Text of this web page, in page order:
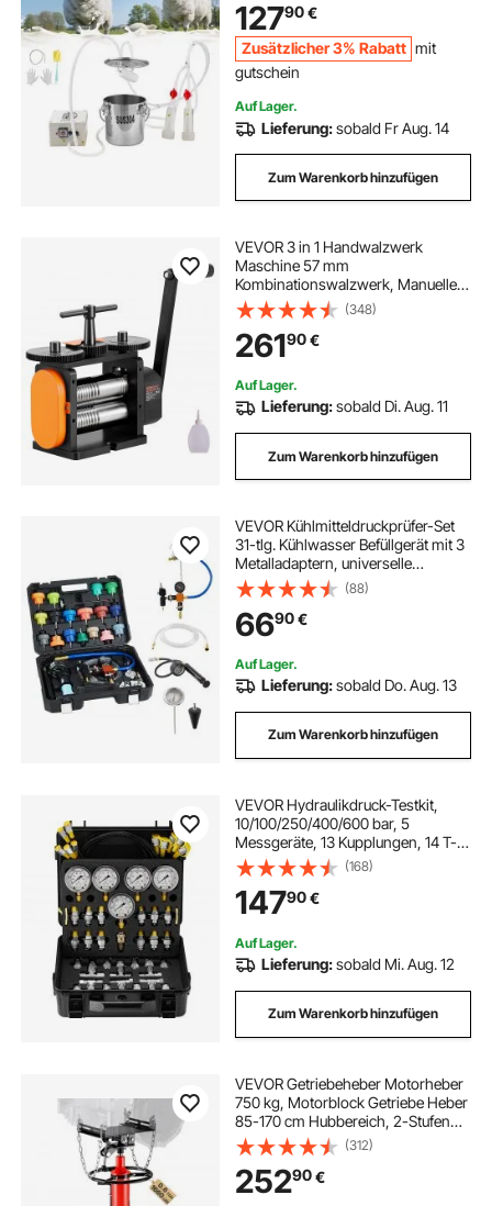
Vakuummelkmaschine,
Impulsmelker (nur für Ziegen)
12790€
Zusätzlicher 3% Rabatt mit
gutschein
Auf Lager.
Lieferung:sobald Fr Aug. 14
Zum Warenkorb hinzufügen
VEVOR 3 in 1 Handwalzwerk
Maschine 57 mm
Kombinationswalzwerk, Manueller
Walzwerk Schmuckwalzwerk
Einstellbare Dicke von 0 bis 5,5
mm, Handwalzwerk Maschine für
Platin / K-Gold / Messing /
Aluminium
(348)
26190€
Auf Lager.
Lieferung:sobald Di. Aug. 11
Zum Warenkorb hinzufügen
VEVOR Kühlmitteldruckprüfer-Set
31-tlg. Kühlwasser Befüllgerät mit 3
Metalladaptern, universelle
Passform, Druckprüfwerkzeug für
Kfz-Kühlsysteme, mit Druckpumpe
und Aluminium-Kunststoff-Füller
(88)
6690€
Auf Lager.
Lieferung:sobald Do. Aug. 13
Zum Warenkorb hinzufügen
VEVOR Hydraulikdruck-Testkit,
10/100/250/400/600 bar, 5
Messgeräte, 13 Kupplungen, 14 T-
Anschlüsse, 5 Testschläuche,
Bagger-Hydraulik-Testmanometer-
Set mit Tragetasche für Bagger-
Traktoren-Maschinen
(168)
14790€
Auf Lager.
Lieferung:sobald Mi. Aug. 12
Zum Warenkorb hinzufügen
VEVOR Getriebeheber Motorheber
750 kg, Motorblock Getriebe Heber
85-170 cm Hubbereich, 2-Stufen
Faulenzer hydraulischer
Wagenheber kfz Heber Motorblock
Motorheber Autowerkstätten
Autogetrieben, Rot
(312)
25290€